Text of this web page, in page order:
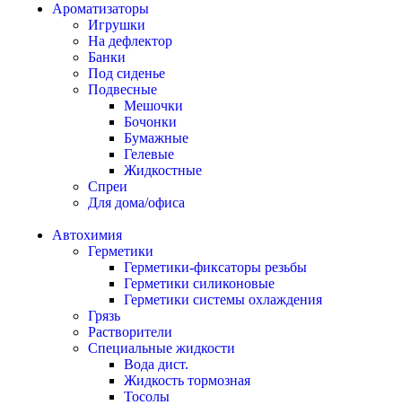
Ароматизаторы
Игрушки
На дефлектор
Банки
Под сиденье
Подвесные
Мешочки
Бочонки
Бумажные
Гелевые
Жидкостные
Спреи
Для дома/офиса
Автохимия
Герметики
Герметики-фиксаторы резьбы
Герметики силиконовые
Герметики системы охлаждения
Грязь
Растворители
Специальные жидкости
Вода дист.
Жидкость тормозная
Тосолы